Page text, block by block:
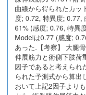
曲線から得られたカッ
度; 0.72, 特異度; 0.77,
61% (感度; 0.76, 特異
Modelは0.77 (感度;
あった.【考察】 大腿
伸展筋力と術側下肢荷
因子であると考えられ
られた予測式から算出
おいて上記2因子より